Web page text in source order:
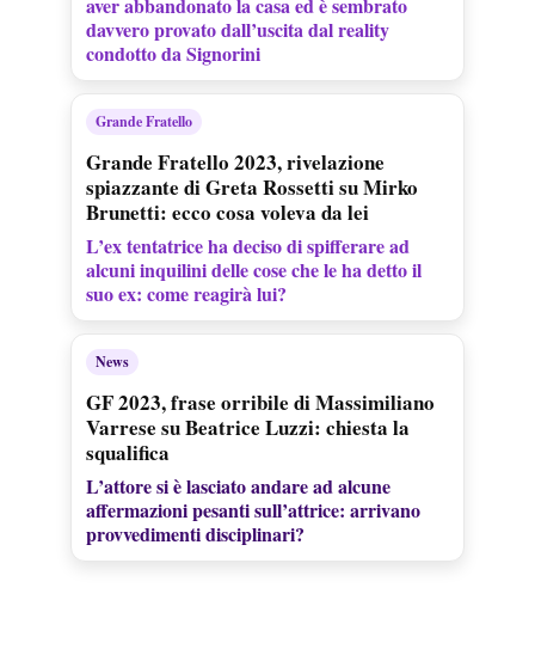
davvero provato dall’uscita dal reality
condotto da Signorini
Grande Fratello
Grande Fratello 2023, rivelazione
spiazzante di Greta Rossetti su Mirko
Brunetti: ecco cosa voleva da lei
L’ex tentatrice ha deciso di spifferare ad
alcuni inquilini delle cose che le ha detto il
suo ex: come reagirà lui?
News
GF 2023, frase orribile di Massimiliano
Varrese su Beatrice Luzzi: chiesta la
squalifica
L’attore si è lasciato andare ad alcune
affermazioni pesanti sull’attrice: arrivano
provvedimenti disciplinari?